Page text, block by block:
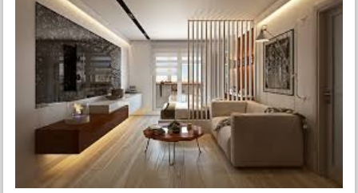
Thiết kế không gian biệt thự